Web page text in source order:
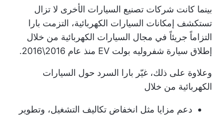
بينما كانت شركات تصنيع السيارات الأخرى لا تزال
تستكشف إمكانات السيارات الكهربائية، التزمت بارا
التزاماً جريئاً في مجال السيارات الكهربائية من خلال
إطلاق سيارة شفروليه بولت EV منذ عام 2016\2016.
وعلاوة على ذلك، غيّر بارا السرد حول السيارات
الكهربائية من خلال
دعم مزايا مثل انخفاض تكاليف التشغيل، وتطوير